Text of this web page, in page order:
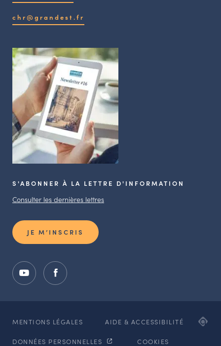
chr@grandest.fr
S'ABONNER À LA LETTRE D'INFORMATION
Consulter les dernières lettres
JE M’INSCRIS
MENTIONS LÉGALES AIDE & ACCESSIBILITÉ
DONNÉES PERSONNELLES COOKIES